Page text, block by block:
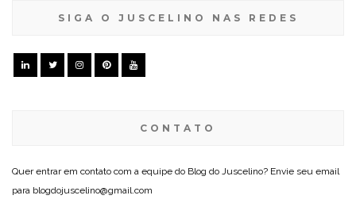
SIGA O JUSCELINO NAS REDES
CONTATO
Quer entrar em contato com a equipe do Blog do Juscelino? Envie seu email
para blogdojuscelino@gmail.com